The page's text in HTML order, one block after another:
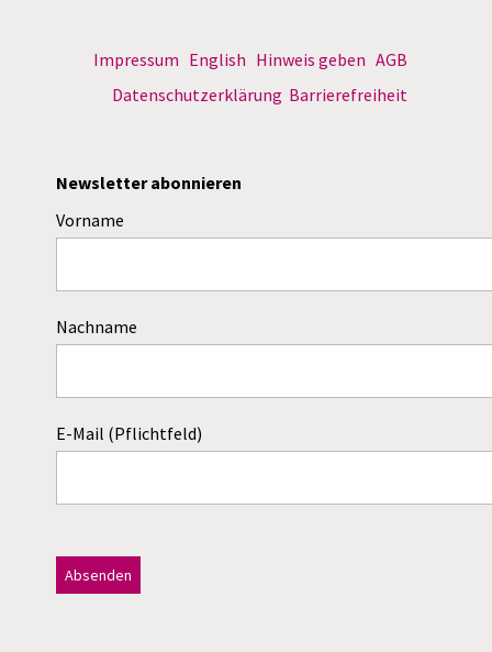
Impressum English Hinweis geben AGB
Datenschutzerklärung Barrierefreiheit
Newsletter abonnieren
Vorname
Nachname
E-Mail (Pflichtfeld)